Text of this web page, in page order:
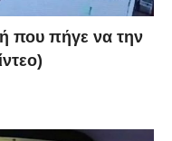
που πήγε να την